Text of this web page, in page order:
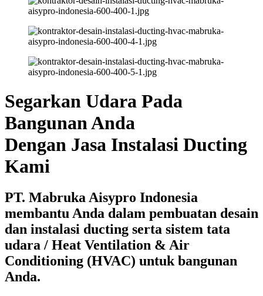
Segarkan Udara Pada
Bangunan Anda
Dengan Jasa Instalasi Ducting
Kami
PT. Mabruka Aisypro Indonesia
membantu Anda dalam pembuatan desain
dan instalasi ducting serta sistem tata
udara / Heat Ventilation & Air
Conditioning (HVAC) untuk bangunan
Anda.